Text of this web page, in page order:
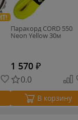
Паракорд CORD 550
Neon Yellow 30м
1 570 ₽
0.0
В корзину